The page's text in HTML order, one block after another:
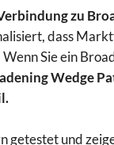
zu
dass
Sie ein
Wedge
getestet und